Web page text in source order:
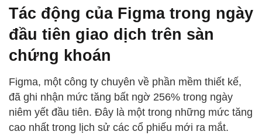
Tác động của Figma trong ngày
đầu tiên giao dịch trên sàn
chứng khoán
Figma, một công ty chuyên về phần mềm thiết kế,
đã ghi nhận mức tăng bất ngờ 256% trong ngày
niêm yết đầu tiên. Đây là một trong những mức tăng
cao nhất trong lịch sử các cổ phiếu mới ra mắt.